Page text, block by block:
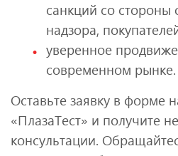
санкций со стороны
надзора,
уверенное
современном рынке.
Оставьте заявку в форме
«ПлазаТест» и получите
консультации.